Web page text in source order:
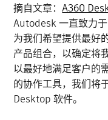
摘自文章：A360
Autodesk 一直致力
为我们希望提供最好
产品组合，以确定将
以最好地满足客户的
的协作工具，我们将
Desktop 软件。